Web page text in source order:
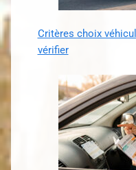
Critères choix
vérifier